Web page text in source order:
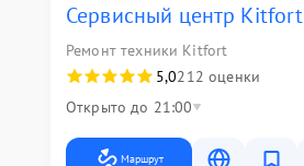
Сервисный центр Kitfort
Ремонт техники Kitfort
5,0212 оценки
Открыто до 21:00
Маршрут